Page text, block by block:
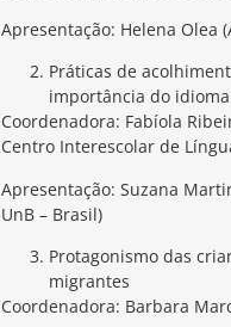
Apresentação: Helena Olea
Práticas de
importância do idioma
Coordenadora: Fabíola
Centro Interescolar de
Apresentação: Suzana
UnB – Brasil)
Protagonismo das
migrantes
Coordenadora: Barbara